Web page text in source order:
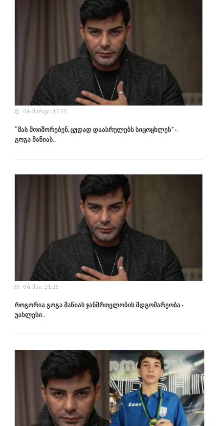
04-ᲛᲐᲠᲢᲘ, 15:25
“მას მოიშორებენ, ცუდად დაასრულებს სიცოცხლეს” -
გოგა მანიას..
06-ᲛᲐᲘ, 21:26
როგორია გოგა მანიას ჯანმრთელობის მდგომარეობა -
უახლესი..